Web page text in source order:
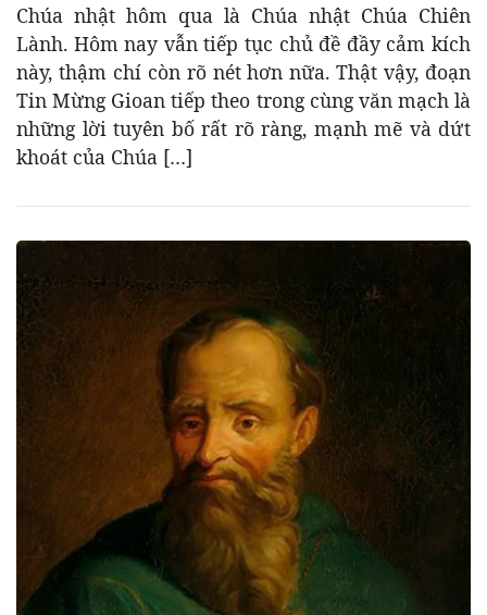
Chúa nhật hôm qua là Chúa nhật Chúa Chiên
Lành. Hôm nay vẫn tiếp tục chủ đề đầy cảm kích
này, thậm chí còn rõ nét hơn nữa. Thật vậy, đoạn
Tin Mừng Gioan tiếp theo trong cùng văn mạch là
những lời tuyên bố rất rõ ràng, mạnh mẽ và dứt
khoát của Chúa […]